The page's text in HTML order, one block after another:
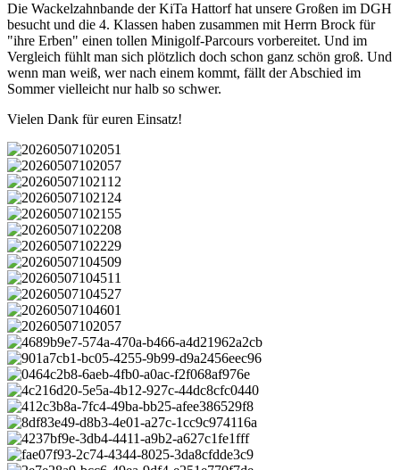
Die Wackelzahnbande der KiTa Hattorf hat unsere Großen im DGH
besucht und die 4. Klassen haben zusammen mit Herrn Brock für
"ihre Erben" einen tollen Minigolf-Parcours vorbereitet. Und im
Vergleich fühlt man sich plötzlich doch schon ganz schön groß. Und
wenn man weiß, wer nach einem kommt, fällt der Abschied im
Sommer vielleicht nur halb so schwer.
Vielen Dank für euren Einsatz!